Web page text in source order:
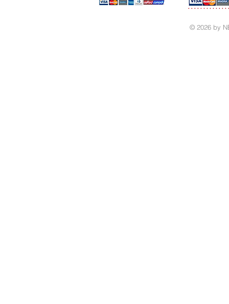
© 2026 by